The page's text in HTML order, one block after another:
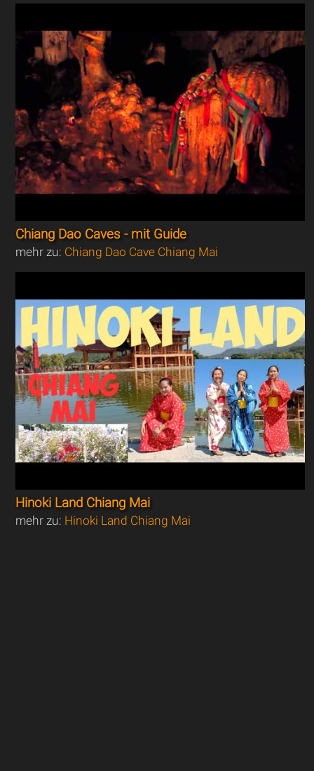
Chiang Dao Caves - mit Guide
mehr zu: Chiang Dao Cave Chiang Mai
Hinoki Land Chiang Mai
mehr zu: Hinoki Land Chiang Mai